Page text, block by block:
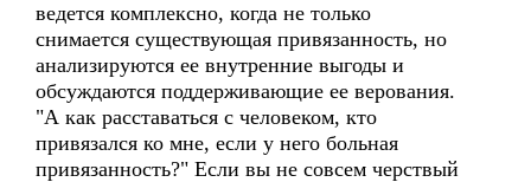
ведется комплексно, когда не только
снимается существующая привязанность, но
анализируются ее внутренние выгоды и
обсуждаются поддерживающие ее верования.
"А как расставаться с человеком, кто
привязался ко мне, если у него больная
привязанность?" Если вы не совсем черствый